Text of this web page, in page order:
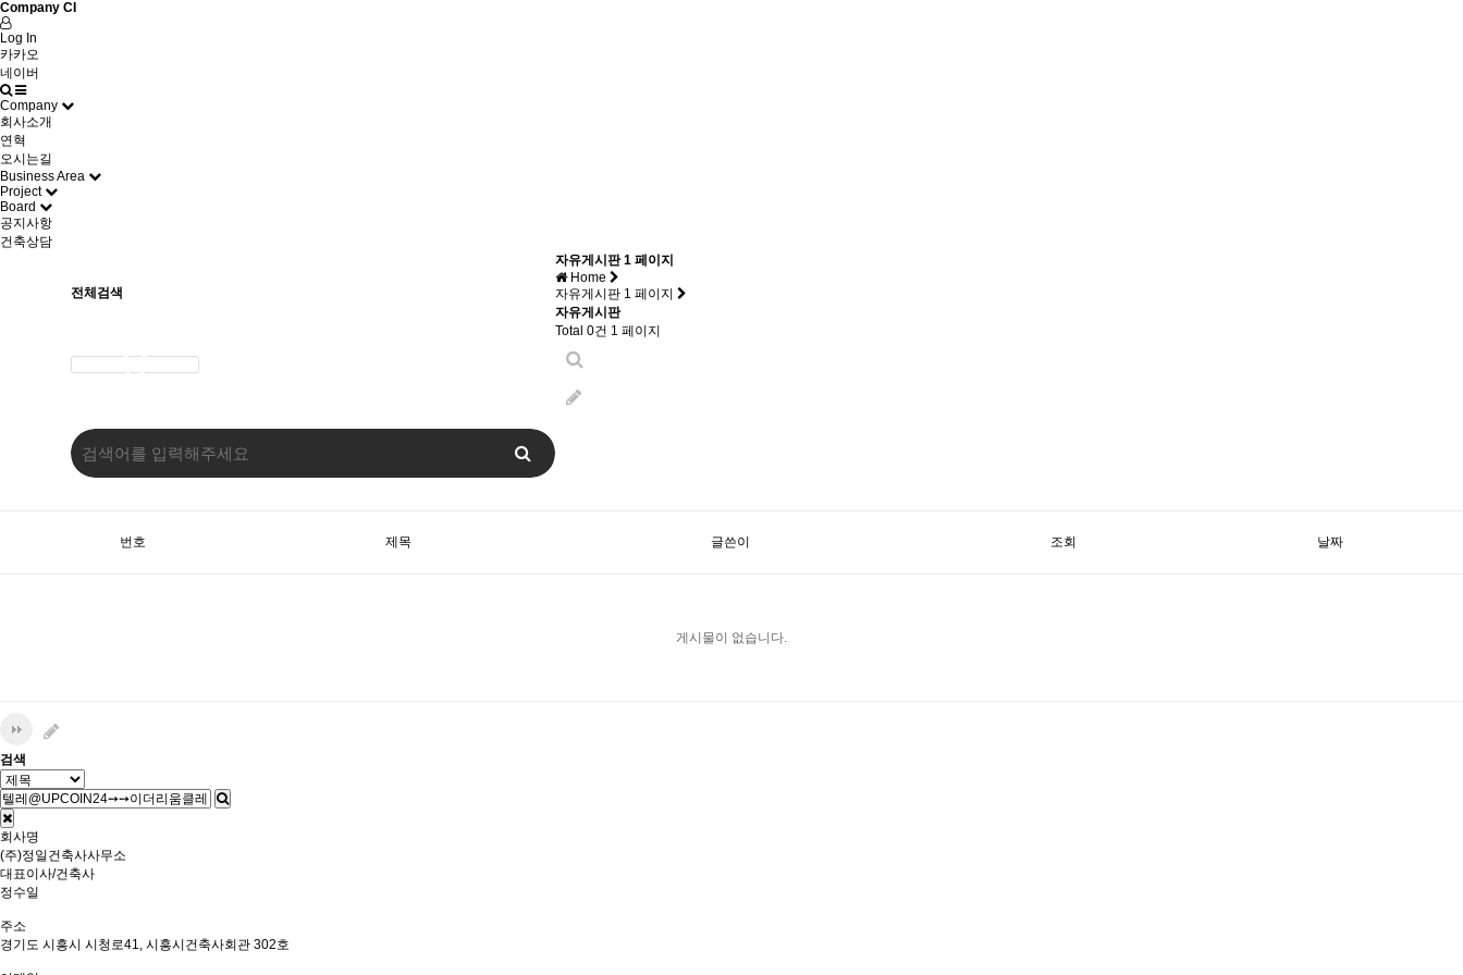
Company CI
Log In
카카오
네이버
Company
회사소개
연혁
오시는길
Business Area
Project
Board
공지사항
건축상담
전체검색
자유게시판 1 페이지
Home
자유게시판 1 페이지
자유게시판
Total 0건 1 페이지
번호 제목 글쓴이 조회 날짜
게시물이 없습니다.
검색
회사명
(주)정일건축사사무소
대표이사/건축사
정수일
주소
경기도 시흥시 시청로41, 시흥시건축사회관 302호